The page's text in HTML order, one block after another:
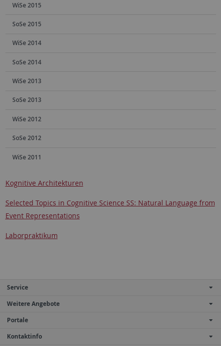
WiSe 2015
SoSe 2015
WiSe 2014
SoSe 2014
WiSe 2013
SoSe 2013
WiSe 2012
SoSe 2012
WiSe 2011
Kognitive Architekturen
Selected Topics in Cognitive Science SS: Natural Language from
Event Representations
Laborpraktikum
Service
Weitere Angebote
Portale
Kontaktinfo